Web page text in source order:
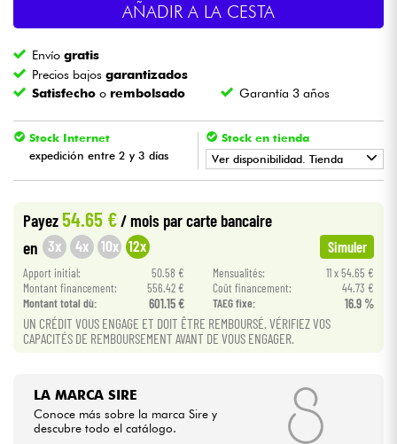
Batería y percusión
Vientos
Niños
Cables & Acces.
HiFi
Bundle
Ver nuestras marcas
AÑADIR A LA CESTA
Envíogratis
Precios bajosgarantizados
Satisfecho o rembolsado Garantía 3 años
Stock Internet
expedición entre 2 y 3 días
Stock en tienda
Ver disponibilidad. Tienda
Payez54.65 € / mois par carte bancaire
en 3x 4x 10x 12x Simuler
Apport initial: 50.58 € Mensualités:
11 x 54.65 €
Montant financement:
556.42 € Coût financement:
44.73 €
Montant total dù:
601.15 € TAEG fixe: 16.9 %
UN CRÉDIT VOUS ENGAGE ET DOIT ÊTRE REMBOURSÉ. VÉRIFIEZ VOS
CAPACITÉS DE REMBOURSEMENT AVANT DE VOUS ENGAGER.
LA MARCA SIRE
Conoce más sobre la marca Sire y
descubre todo el catálogo.